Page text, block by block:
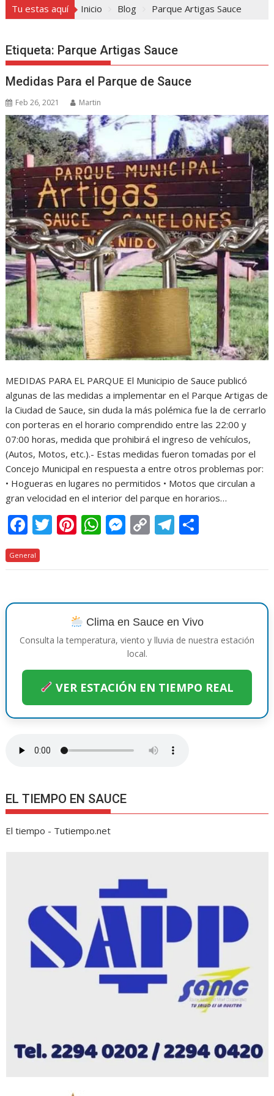
Tu estas aquí Inicio Blog Parque Artigas Sauce
Etiqueta: Parque Artigas Sauce
Medidas Para el Parque de Sauce
Feb 26, 2021 Martin
MEDIDAS PARA EL PARQUE El Municipio de Sauce publicó
algunas de las medidas a implementar en el Parque Artigas de
la Ciudad de Sauce, sin duda la más polémica fue la de cerrarlo
con porteras en el horario comprendido entre las 22:00 y
07:00 horas, medida que prohibirá el ingreso de vehículos,
(Autos, Motos, etc.).- Estas medidas fueron tomadas por el
Concejo Municipal en respuesta a entre otros problemas por:
• Hogueras en lugares no permitidos • Motos que circulan a
gran velocidad en el interior del parque en horarios…
F
ac
e
o
k
T
itt
Pi
er
st
W
at
A
p
p
M
ss
n
g
er
C
p
Li
n
k
T
e
a
m
m
ar
ti
r
General
Clima en Sauce en Vivo
Consulta la temperatura, viento y lluvia de nuestra estación
local.
VER ESTACIÓN EN TIEMPO REAL
EL TIEMPO EN SAUCE
El tiempo - Tutiempo.net